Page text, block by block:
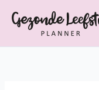
naar
inhoud